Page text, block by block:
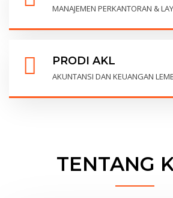
MANAJEMEN PERKANTORAN &
PRODI AKL
AKUNTANSI DAN KEUANGAN
TENTANG